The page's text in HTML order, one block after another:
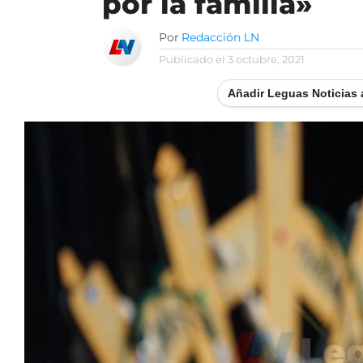
Por Redacción LN
Publicado el 3 octubre, 2021
Añadir Leguas Noticias